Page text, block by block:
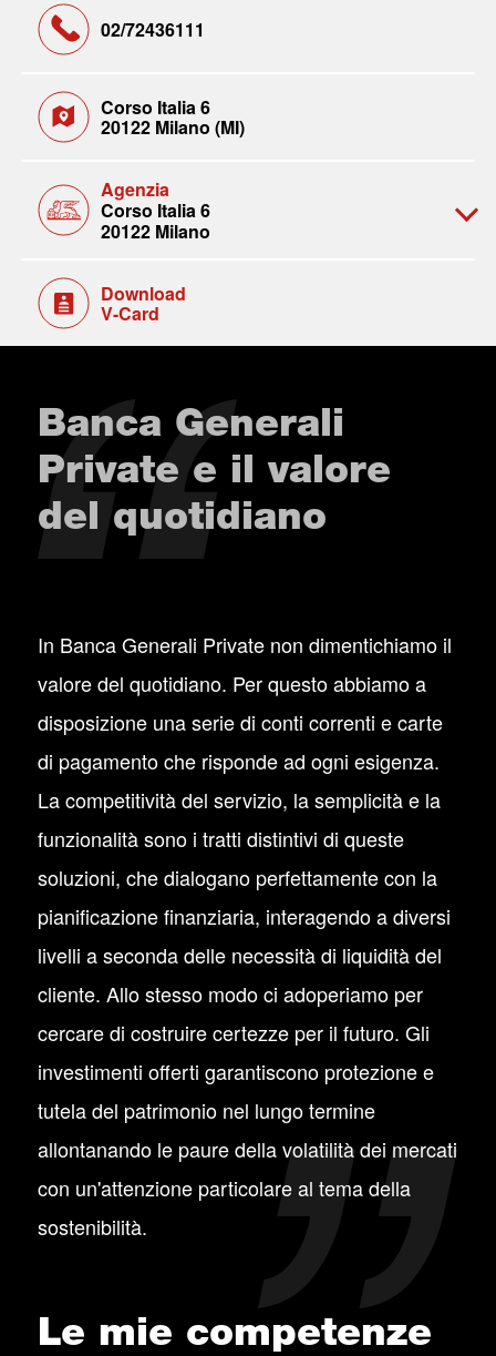
02/72436111
Corso Italia 6
20122 Milano (MI)
Agenzia
Corso Italia 6
20122 Milano
Download
V-Card
Banca Generali
Private e il valore
del quotidiano
In Banca Generali Private non dimentichiamo il
valore del quotidiano. Per questo abbiamo a
disposizione una serie di conti correnti e carte
di pagamento che risponde ad ogni esigenza.
La competitività del servizio, la semplicità e la
funzionalità sono i tratti distintivi di queste
soluzioni, che dialogano perfettamente con la
pianificazione finanziaria, interagendo a diversi
livelli a seconda delle necessità di liquidità del
cliente. Allo stesso modo ci adoperiamo per
cercare di costruire certezze per il futuro. Gli
investimenti offerti garantiscono protezione e
tutela del patrimonio nel lungo termine
allontanando le paure della volatilità dei mercati
con un'attenzione particolare al tema della
sostenibilità.
Le mie competenze